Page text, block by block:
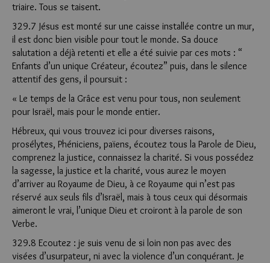
triaire. Tous se taisent.
329.7 Jésus est monté sur une caisse installée contre un mur,
il est donc bien visible pour tout le monde. Sa douce
salutation a déjà retenti et elle a été suivie par ces mots : “
Enfants d’un unique Créateur, écoutez” puis, dans le silence
attentif des gens, il poursuit :
« Le temps de la Grâce est venu pour tous, non seulement
pour Israël, mais pour le monde entier.
Hébreux, qui vous trouvez ici pour diverses raisons,
prosélytes, Phéniciens, païens, écoutez tous la Parole de Dieu,
comprenez la justice, connaissez la charité. Si vous possédez
la sagesse, la justice et la charité, vous aurez le moyen
d’arriver au Royaume de Dieu, à ce Royaume qui n’est pas
réservé aux seuls fils d’Israël, mais à tous ceux qui désormais
aimeront le vrai, l’unique Dieu et croiront à la parole de son
Verbe.
329.8 Ecoutez : je suis venu de si loin non pas avec des
visées d’usurpateur, ni avec la violence d’un conquérant. Je